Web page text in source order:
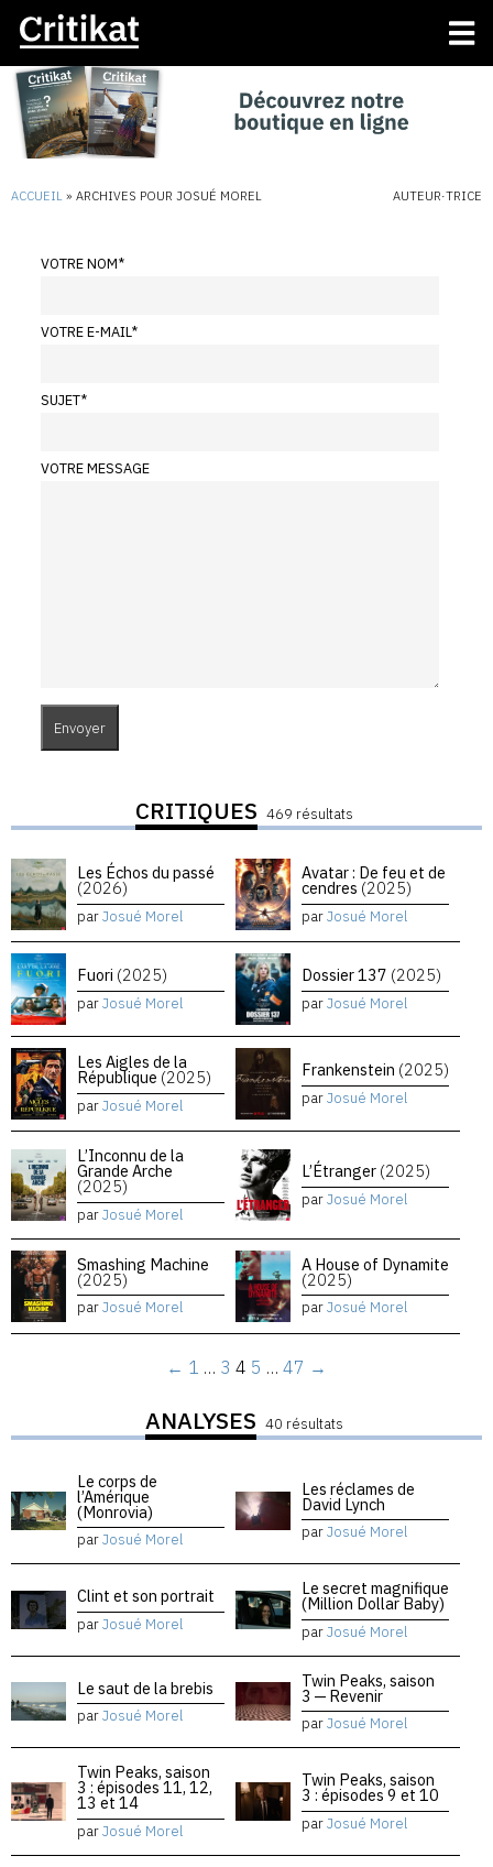
ACCUEIL » ARCHIVES POUR JOSUÉ MOREL AUTEUR·TRICE
VOTRE NOM*
VOTRE E-MAIL*
SUJET*
VOTRE MESSAGE
CRITIQUES 469 résultats
Les Échos du passé
(2026)
parJosué Morel
Avatar : De feu et de
cendres (2025)
parJosué Morel
Fuori (2025)
parJosué Morel
Dossier 137 (2025)
parJosué Morel
Les Aigles de la
République (2025)
parJosué Morel
Frankenstein (2025)
parJosué Morel
L’Inconnu de la
Grande Arche
(2025)
parJosué Morel
L’Étranger (2025)
parJosué Morel
Smashing Machine
(2025)
parJosué Morel
A House of Dynamite
(2025)
parJosué Morel
← 1 … 3 4 5 … 47 →
ANALYSES 40 résultats
Le corps de
l’Amérique
(Monrovia)
parJosué Morel
Les réclames de
David Lynch
parJosué Morel
Clint et son portrait
parJosué Morel
Le secret magnifique
(Million Dollar Baby)
parJosué Morel
Le saut de la brebis
parJosué Morel
Twin Peaks, saison
3 — Revenir
parJosué Morel
Twin Peaks, saison
3 : épisodes 11, 12,
13 et 14
parJosué Morel
Twin Peaks, saison
3 : épisodes 9 et 10
parJosué Morel